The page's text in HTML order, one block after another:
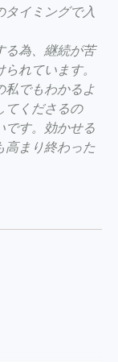
イミングで入
る為、継続が苦
れています。
私でもわかるよ
てくださるの
です。効かせる
高まり終わった